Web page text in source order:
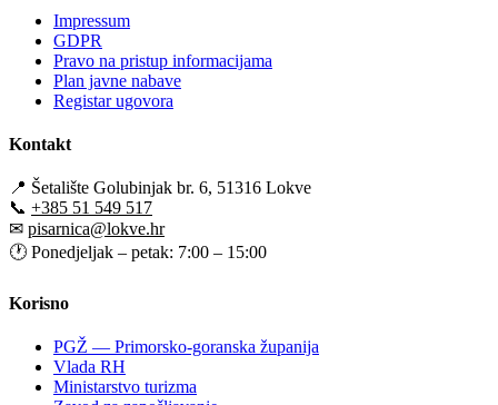
Impressum
GDPR
Pravo na pristup informacijama
Plan javne nabave
Registar ugovora
Kontakt
📍 Šetalište Golubinjak br. 6, 51316 Lokve
📞 +385 51 549 517
✉ pisarnica@lokve.hr
🕐 Ponedjeljak – petak: 7:00 – 15:00
Korisno
PGŽ — Primorsko-goranska županija
Vlada RH
Ministarstvo turizma